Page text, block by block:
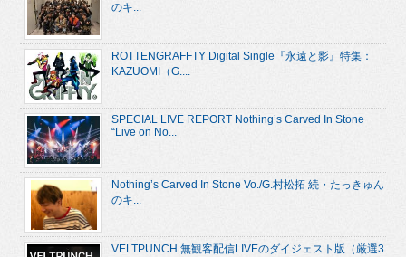
のキ...
ROTTENGRAFFTY Digital Single『永遠と影』特集：
KAZUOMI（G....
SPECIAL LIVE REPORT Nothing’s Carved In Stone
“Live on No...
Nothing’s Carved In Stone Vo./G.村松拓 続・たっきゅん
のキ...
VELTPUNCH 無観客配信LIVEのダイジェスト版（厳選3